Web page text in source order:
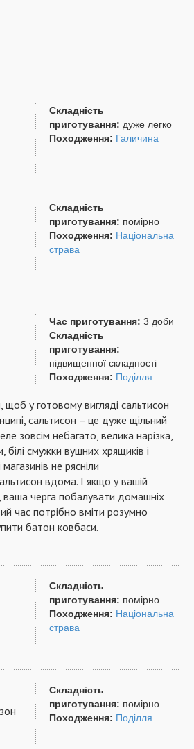
Складність
приготування: дуже легко
Походження: Галичина
Складність
приготування: помірно
Походження: Національна
страва
Час приготування: 3 доби
Складність
приготування:
підвищенної складності
Походження: Поділля
у готовому вигляді сальтисон
сальтисон – це дуже щільний
зовсім небагато, велика нарізка,
смужки вушних хрящиків і
не рясніли
вдома. І якщо у вашій
ваша черга побалувати домашніх
час потрібно вміти розумно
батон ковбаси.
Складність
приготування: помірно
Походження: Національна
страва
Складність
приготування: помірно
Походження: Поділля